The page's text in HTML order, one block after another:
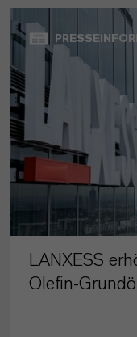
LANXESS
Olefin-